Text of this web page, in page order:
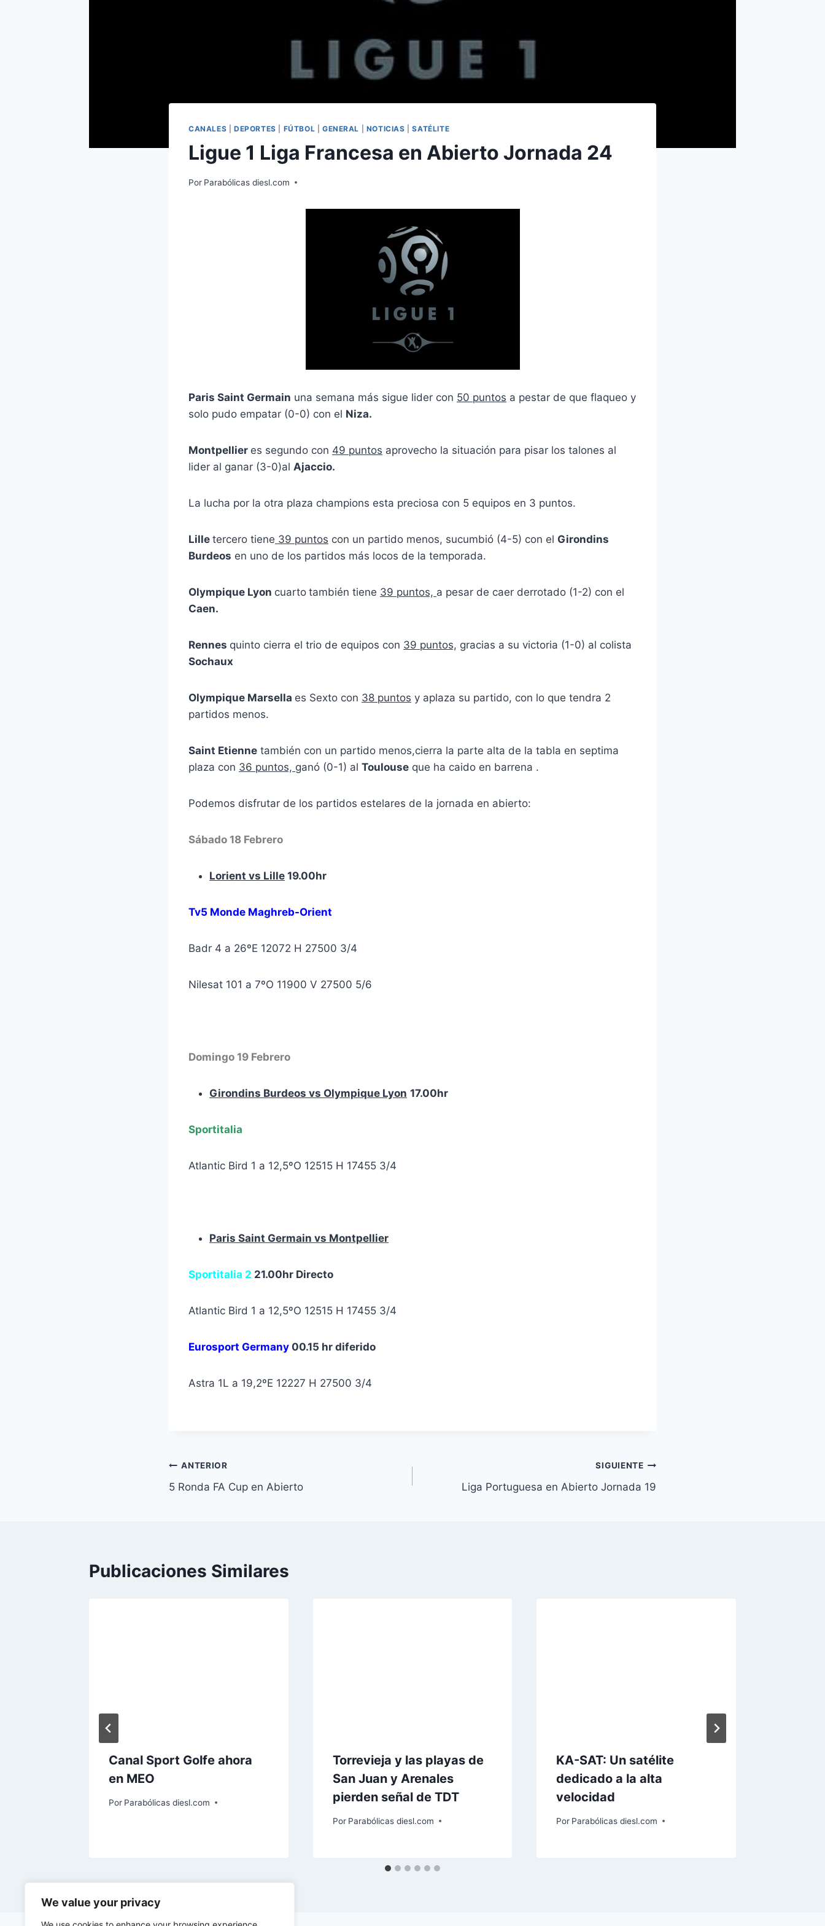
We value your privacy
CANALES DEPORTES FÚTBOL GENERAL NOTICIAS |SATÉLITE
Ligue 1 Liga Francesa en Abierto Jornada 24
Por Parabólicas diesl.com
Paris Saint Germain una semana más sigue lider con 50 puntos a pestar de que flaqueo y
solo pudo empatar (0-0) con el Niza.
Montpellier es segundo con 49 puntos aprovecho la situación para pisar los talones al
lider al ganar (3-0)al Ajaccio.
La lucha por la otra plaza champions esta preciosa con 5 equipos en 3 puntos.
Lille tercero tiene 39 puntos con un partido menos, sucumbió (4-5) con el Girondins
Burdeos en uno de los partidos más locos de la temporada.
Olympique Lyon cuarto también tiene 39 puntos, a pesar de caer derrotado (1-2) con el
Caen.
Rennes quinto cierra el trio de equipos con 39 puntos, gracias a su victoria (1-0) al colista
Sochaux
Olympique Marsella es Sexto con 38 puntos y aplaza su partido, con lo que tendra 2
partidos menos.
Saint Etienne también con un partido menos,cierra la parte alta de la tabla en septima
plaza con 36 puntos, ganó (0-1) al Toulouse que ha caido en barrena .
Podemos disfrutar de los partidos estelares de la jornada en abierto:
Sábado 18 Febrero
Lorient vs Lille 19.00hr
Tv5 Monde Maghreb-Orient
Badr 4 a 26ºE 12072 H 27500 3/4
Nilesat 101 a 7ºO 11900 V 27500 5/6
Domingo 19 Febrero
Girondins Burdeos vs Olympique Lyon 17.00hr
Sportitalia
Atlantic Bird 1 a 12,5ºO 12515 H 17455 3/4
Paris Saint Germain vs Montpellier
Sportitalia 2 21.00hr Directo
Atlantic Bird 1 a 12,5ºO 12515 H 17455 3/4
Eurosport Germany 00.15 hr diferido
Astra 1L a 19,2ºE 12227 H 27500 3/4
Navegación
de
ANTERIOR
5 Ronda FA Cup en Abierto
SIGUIENTE
Liga Portuguesa en Abierto Jornada 19
Publicaciones Similares
Canal Sport Golfe ahora
en MEO
Por Parabólicas diesl.com
Torrevieja y las playas de
San Juan y Arenales
pierden señal de TDT
Por Parabólicas diesl.com
KA-SAT: Un satélite
dedicado a la alta
velocidad
Por Parabólicas diesl.com